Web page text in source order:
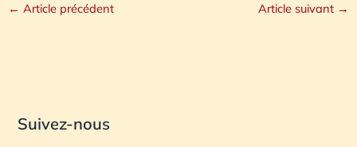
← Article précédent Article suivant →
Suivez-nous